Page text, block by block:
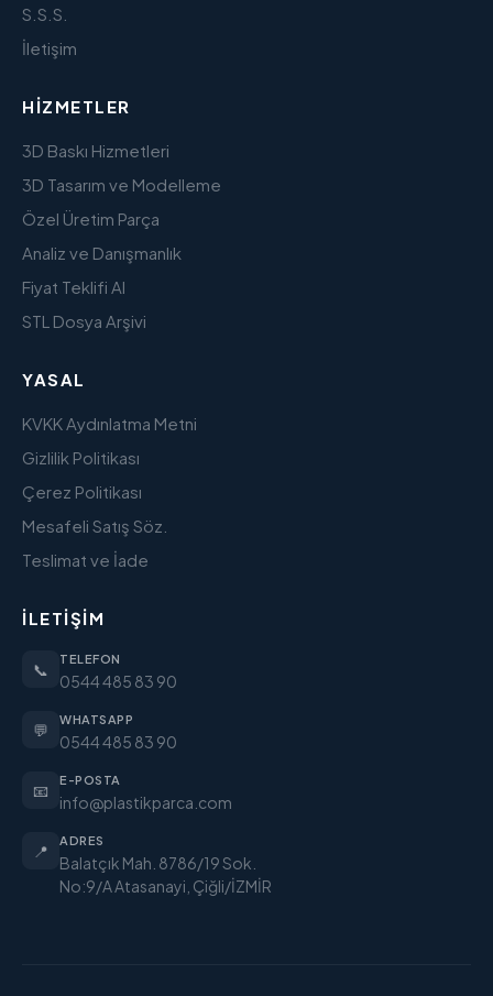
S.S.S.
İletişim
HIZMETLER
3D Baskı Hizmetleri
3D Tasarım ve Modelleme
Özel Üretim Parça
Analiz ve Danışmanlık
Fiyat Teklifi Al
STL Dosya Arşivi
YASAL
KVKK Aydınlatma Metni
Gizlilik Politikası
Çerez Politikası
Mesafeli Satış Söz.
Teslimat ve İade
İLETIŞIM
📞
TELEFON
0544 485 83 90
💬
WHATSAPP
0544 485 83 90
📧
E-POSTA
info@plastikparca.com
📍
ADRES
Balatçık Mah. 8786/19 Sok.
No:9/A Atasanayi, Çiğli/İZMİR